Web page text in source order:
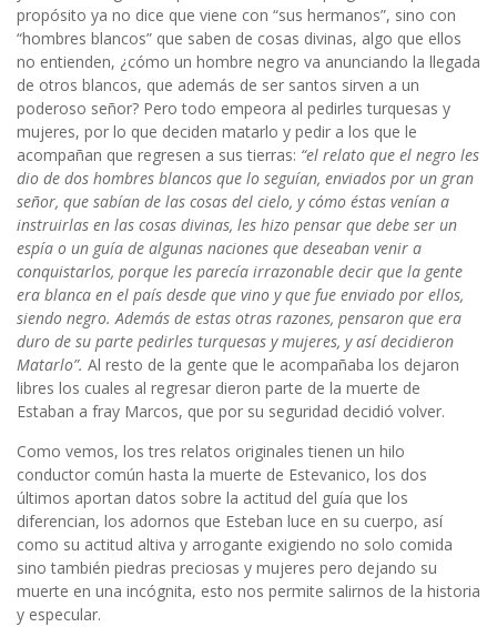
propósito ya no dice que viene con “sus hermanos”, sino con
“hombres blancos” que saben de cosas divinas, algo que ellos
no entienden, ¿cómo un hombre negro va anunciando la llegada
de otros blancos, que además de ser santos sirven a un
poderoso señor? Pero todo empeora al pedirles turquesas y
mujeres, por lo que deciden matarlo y pedir a los que le
acompañan que regresen a sus tierras: “el relato que el negro les
dio de dos hombres blancos que lo seguían, enviados por un gran
señor, que sabían de las cosas del cielo, y cómo éstas venían a
instruirlas en las cosas divinas, les hizo pensar que debe ser un
espía o un guía de algunas naciones que deseaban venir a
conquistarlos, porque les parecía irrazonable decir que la gente
era blanca en el país desde que vino y que fue enviado por ellos,
siendo negro. Además de estas otras razones, pensaron que era
duro de su parte pedirles turquesas y mujeres, y así decidieron
Matarlo”. Al resto de la gente que le acompañaba los dejaron
libres los cuales al regresar dieron parte de la muerte de
Estaban a fray Marcos, que por su seguridad decidió volver.
Como vemos, los tres relatos originales tienen un hilo
conductor común hasta la muerte de Estevanico, los dos
últimos aportan datos sobre la actitud del guía que los
diferencian, los adornos que Esteban luce en su cuerpo, así
como su actitud altiva y arrogante exigiendo no solo comida
sino también piedras preciosas y mujeres pero dejando su
muerte en una incógnita, esto nos permite salirnos de la historia
y especular.